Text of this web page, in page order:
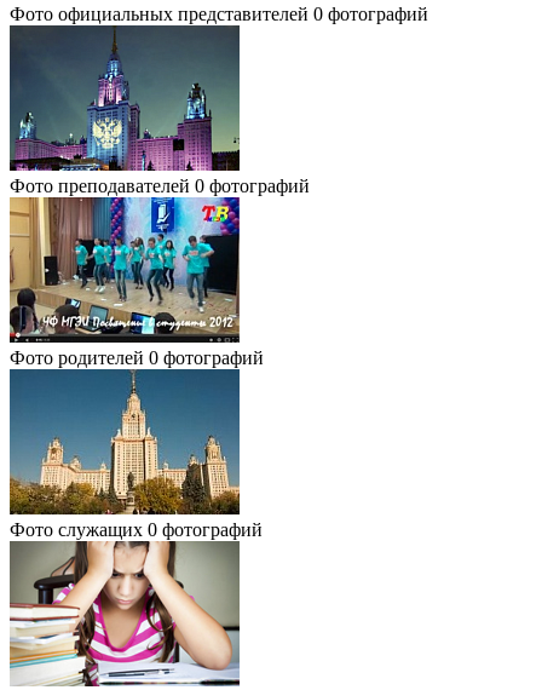
Фото официальных представителей 0 фотографий
Фото преподавателей 0 фотографий
Фото родителей 0 фотографий
Фото служащих 0 фотографий